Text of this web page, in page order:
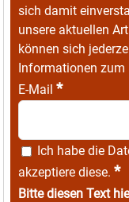
sich damit
unsere aktuellen
können sich
Informationen zum
E-Mail *
Ich habe die
akzeptiere diese. *
Bitte diesen Text